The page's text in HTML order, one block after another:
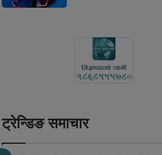
ट्रेन्डिङ समाचार